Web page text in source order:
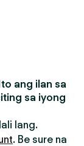
ang ilan sa
sa iyong
lang.
. Be sure na